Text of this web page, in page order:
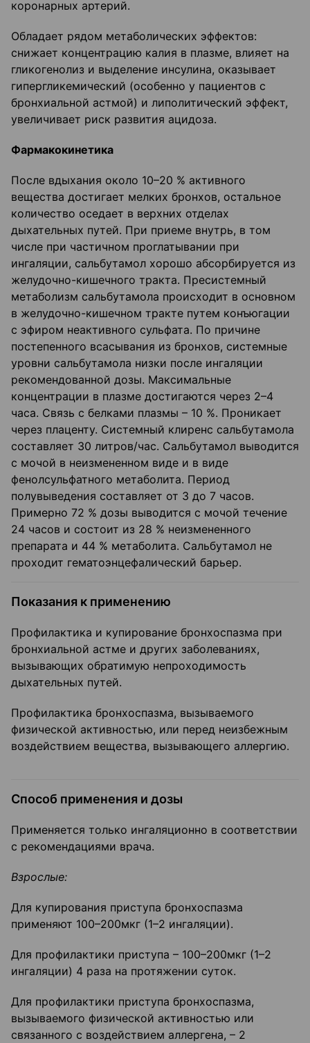
коронарных артерий.
Обладает рядом метаболических эффектов:
снижает концентрацию калия в плазме, влияет на
гликогенолиз и выделение инсулина, оказывает
гипергликемический (особенно у пациентов с
бронхиальной астмой) и липолитический эффект,
увеличивает риск развития ацидоза.
Фармакокинетика
После вдыхания около 10–20 % активного
вещества достигает мелких бронхов, остальное
количество оседает в верхних отделах
дыхательных путей. При приеме внутрь, в том
числе при частичном проглатывании при
ингаляции, сальбутамол хорошо абсорбируется из
желудочно-кишечного тракта. Пресистемный
метаболизм сальбутамола происходит в основном
в желудочно-кишечном тракте путем конъюгации
с эфиром неактивного сульфата. По причине
постепенного всасывания из бронхов, системные
уровни сальбутамола низки после ингаляции
рекомендованной дозы. Максимальные
концентрации в плазме достигаются через 2–4
часа. Связь с белками плазмы – 10 %. Проникает
через плаценту. Системный клиренс сальбутамола
составляет 30 литров/час. Сальбутамол выводится
с мочой в неизмененном виде и в виде
фенолсульфатного метаболита. Период
полувыведения составляет от 3 до 7 часов.
Примерно 72 % дозы выводится с мочой течение
24 часов и состоит из 28 % неизмененного
препарата и 44 % метаболита. Сальбутамол не
проходит гематоэнцефалический барьер.
Показания к применению
Профилактика и купирование бронхоспазма при
бронхиальной астме и других заболеваниях,
вызывающих обратимую непроходимость
дыхательных путей.
Профилактика бронхоспазма, вызываемого
физической активностью, или перед неизбежным
воздействием вещества, вызывающего аллергию.
Способ применения и дозы
Применяется только ингаляционно в соответствии
с рекомендациями врача.
Взрослые:
Для купирования приступа бронхоспазма
применяют 100–200мкг (1–2 ингаляции).
Для профилактики приступа – 100–200мкг (1–2
ингаляции) 4 раза на протяжении суток.
Для профилактики приступа бронхоспазма,
вызываемого физической активностью или
связанного с воздействием аллергена, – 2